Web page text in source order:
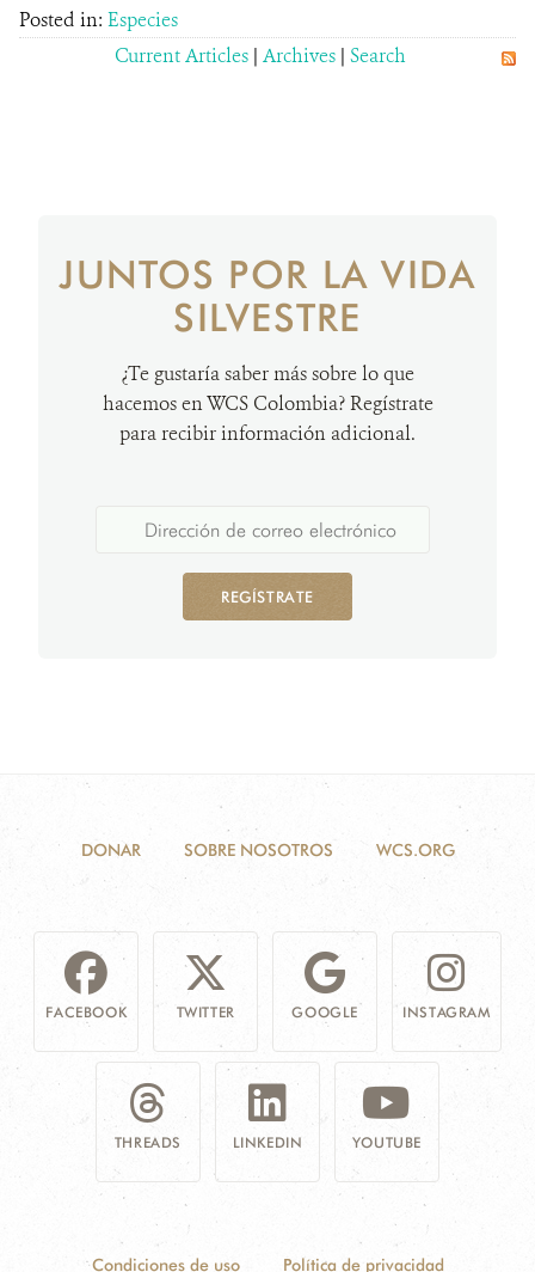
Posted in: Especies
Current Articles | Archives | Search
JUNTOS POR LA VIDA
SILVESTRE
¿Te gustaría saber más sobre lo que
hacemos en WCS Colombia? Regístrate
para recibir información adicional.
REGÍSTRATE
DONAR SOBRE NOSOTROS WCS.ORG
FACEBOOK TWITTER GOOGLE INSTAGRAM
THREADS LINKEDIN YOUTUBE
Condiciones de uso Política de privacidad